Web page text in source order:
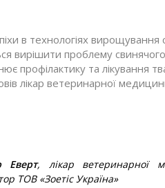
в технологіях
вирішити проблему
профілактику та лікування
лікар ветеринарної
Еверт, лікар ветеринарної
ТОВ «Зоетіс Україна»